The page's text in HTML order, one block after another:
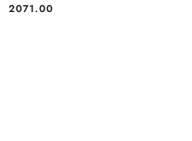
Cena:
2071.00